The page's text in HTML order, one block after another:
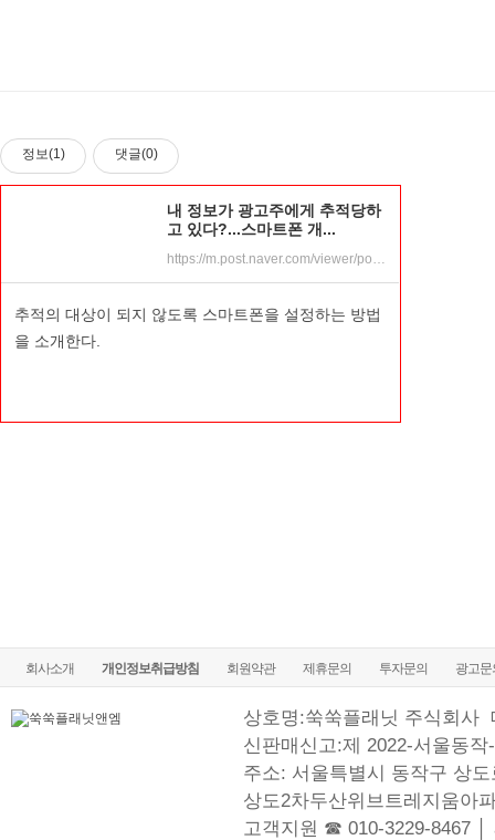
정보(1) 댓글(0)
내 정보가 광고주에게 추적당하
고 있다?...스마트폰 개...
https://m.post.naver.com/viewer/postView.nhn?volumeNo=22495494&memberNo=45492310&vType=VERTICAL
추적의 대상이 되지 않도록 스마트폰을 설정하는 방법
을 소개한다.
회사소개 개인정보취급방침 회원약관 제휴문의 투자문의 광고문
상호명:쑥쑥플래닛 주식회사
신판매신고:제 2022-서울동작
주소: 서울특별시 동작구 상
상도2차두산위브트레지움아
고객지원 ☎ 010-3229-8467 │